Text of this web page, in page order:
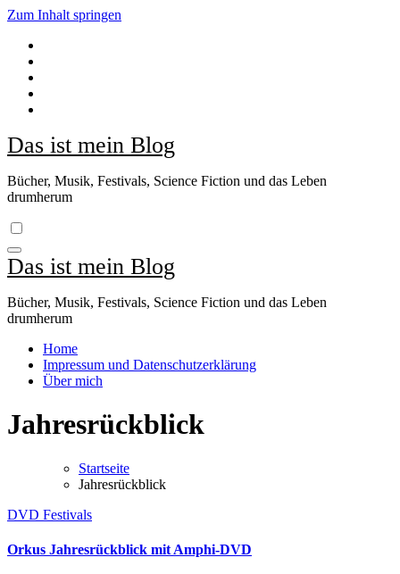
Zum Inhalt springen
Das ist mein Blog
Bücher, Musik, Festivals, Science Fiction und das Leben
drumherum
Das ist mein Blog
Bücher, Musik, Festivals, Science Fiction und das Leben
drumherum
Home
Impressum und Datenschutzerklärung
Über mich
Jahresrückblick
Startseite
Jahresrückblick
DVD Festivals
Orkus Jahresrückblick mit Amphi-DVD